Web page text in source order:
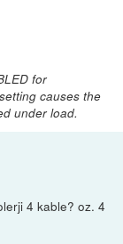
for
causes the
under load.
4 kable? oz. 4